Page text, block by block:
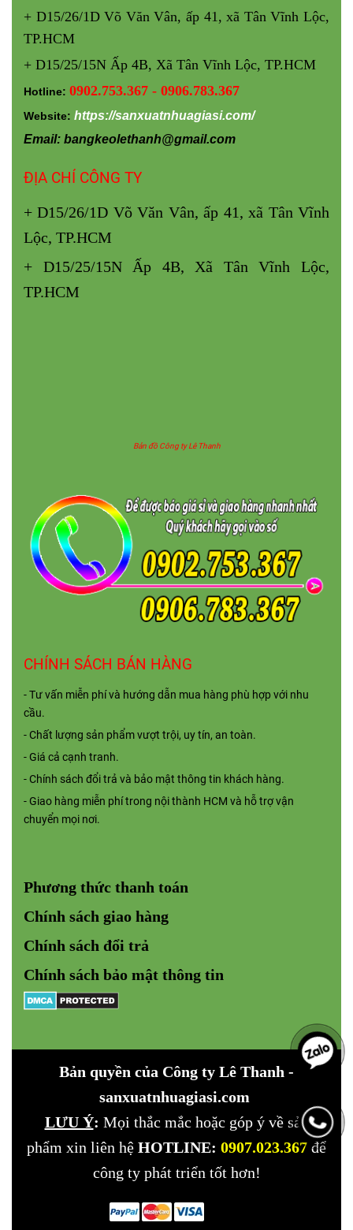
+ D15/26/1D Võ Văn Vân, ấp 41, xã Tân Vĩnh Lộc,
TP.HCM
+ D15/25/15N Ấp 4B, Xã Tân Vĩnh Lộc, TP.HCM
Hotline: 0902.753.367 - 0906.783.367
Website: https://sanxuatnhuagiasi.com/
Email: bangkeolethanh@gmail.com
ĐỊA CHỈ CÔNG TY
+ D15/26/1D Võ Văn Vân, ấp 41, xã Tân Vĩnh
Lộc, TP.HCM
+ D15/25/15N Ấp 4B, Xã Tân Vĩnh Lộc,
TP.HCM
Bản đồ Công ty Lê Thanh
CHÍNH SÁCH BÁN HÀNG
- Tư vấn miễn phí và hướng dẫn mua hàng phù hợp với nhu
cầu.
- Chất lượng sản phẩm vượt trội, uy tín, an toàn.
- Giá cả cạnh tranh.
- Chính sách đổi trả và bảo mật thông tin khách hàng.
- Giao hàng miễn phí trong nội thành HCM và hỗ trợ vận
chuyển mọi nơi.
Phương thức thanh toán
Chính sách giao hàng
Chính sách đổi trả
Chính sách bảo mật thông tin
Bản quyền của Công ty Lê Thanh -
sanxuatnhuagiasi.com
LƯU Ý: Mọi thắc mắc hoặc góp ý về sản
phẩm xin liên hệ HOTLINE: 0907.023.367 để
công ty phát triển tốt hơn!